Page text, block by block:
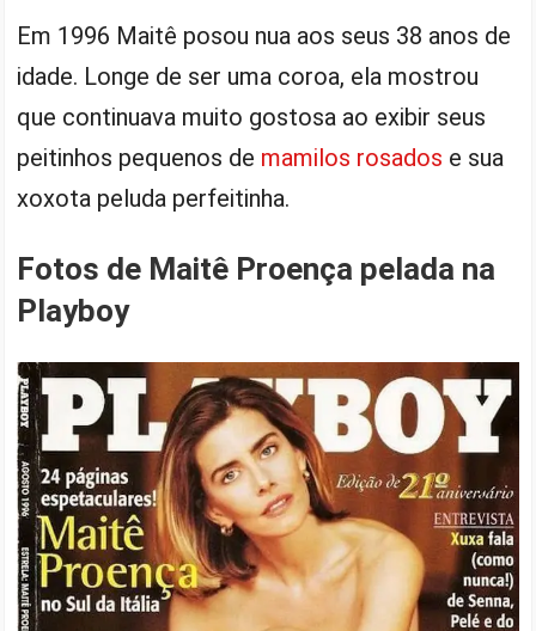
Em 1996 Maitê posou nua aos seus 38 anos de
idade. Longe de ser uma coroa, ela mostrou
que continuava muito gostosa ao exibir seus
peitinhos pequenos de mamilos rosados e sua
xoxota peluda perfeitinha.
Fotos de Maitê Proença pelada na
Playboy